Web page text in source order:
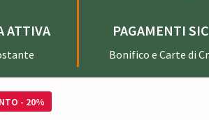
ATTIVA PAGAMENTI
Bonifico e Carte di
- 20%